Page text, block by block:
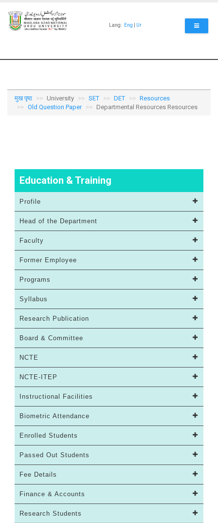
main
content
Lang: Eng Ur
मुख पृष्ठ University SET DET
Resources
Old Question Paper
Departmental Resources Resources
Education & Training
Profile
Head of the Department
Faculty
Former Employee
Programs
Syllabus
Research Publication
Board & Committee
NCTE
NCTE-ITEP
Instructional Facilities
Biometric Attendance
Enrolled Students
Passed Out Students
Fee Details
Finance & Accounts
Research Students